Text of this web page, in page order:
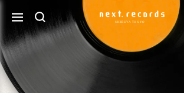
ンツに
進む